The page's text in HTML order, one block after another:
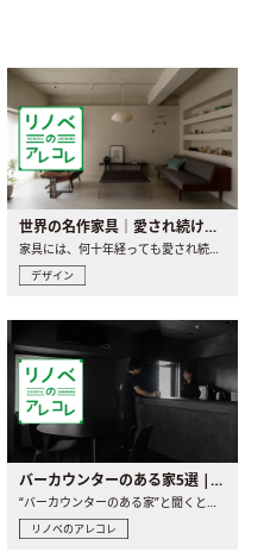
世界の名作家具｜愛され続ける理由と一生モノとの出会い方
家具には、何十年経っても愛され続ける「名作」と呼ばれるもの..
デザイン
バーカウンターのある家5選 | 日常に馴染む“距離の近い”キッチンとは
リノベのアレコレ